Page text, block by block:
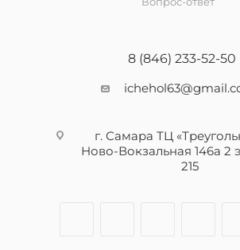
8 (846) 233-52-50
г. Самара ТЦ
Ново-Вокзальная 146а 2
215